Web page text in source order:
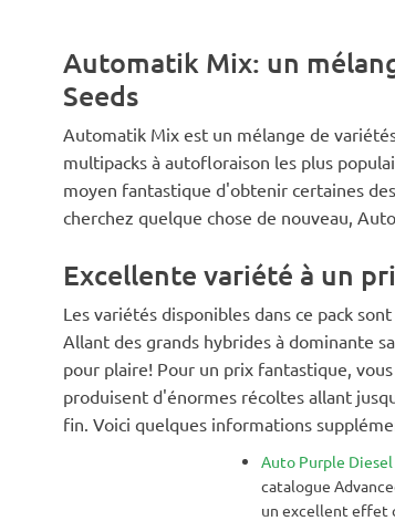
Automatik Mix: un
Seeds
Automatik Mix est un mélange de
multipacks à autofloraison les plus
moyen fantastique d'obtenir certaines
cherchez quelque chose de nouveau,
Excellente variété à un
Les variétés disponibles dans ce pack
Allant des grands hybrides à dominante
pour plaire! Pour un prix fantastique,
produisent d'énormes récoltes allant
fin. Voici quelques informations
Auto Purple Diesel
catalogue
un excellent effet